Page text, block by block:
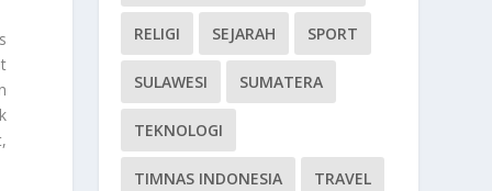
RELIGI SEJARAH SPORT
SULAWESI SUMATERA
TEKNOLOGI
TIMNAS INDONESIA TRAVEL